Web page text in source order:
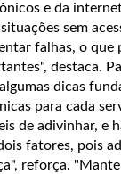
e da
sem
falhas, o que
destaca.
dicas
para cada
de adivinhar, e
fatores, pois
reforça.